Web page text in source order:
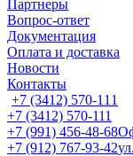
Партнеры
Вопрос-ответ
Документация
Оплата и доставка
Новости
Контакты
+7 (3412) 570-111
+7 (3412) 570-111
+7 (991) 456-48-68
+7 (912) 767-93-42